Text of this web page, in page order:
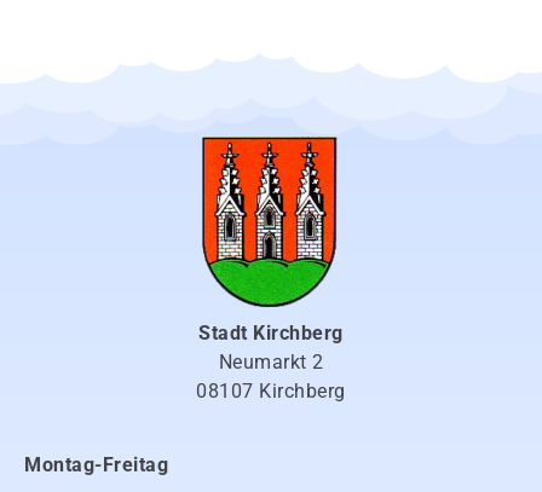
Stadt Kirchberg
Neumarkt 2
08107 Kirchberg
Montag-Freitag